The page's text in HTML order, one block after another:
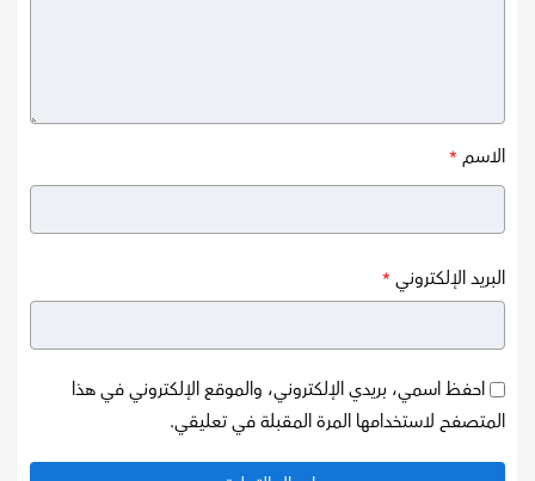
الاسم *
البريد الإلكتروني *
احفظ اسمي، بريدي الإلكتروني، والموقع الإلكتروني في هذا
المتصفح لاستخدامها المرة المقبلة في تعليقي.